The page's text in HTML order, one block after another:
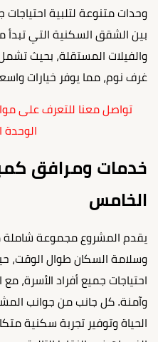
وحدات متنوعة لتلبية احتياجات
بين الشقق السكنية التي
والفيلات المستقلة، بحيث
غرف نوم، مما يوفر خيارات
تواصل معنا للتعرف على
الوحدة
خدمات ومرافق
الخامس
يقدم المشروع مجموعة شاملة
وسلامة السكان طوال الوقت،
احتياجات جميع أفراد الأسرة،
وآمنة. كل جانب من جوانب
الحياة وتوفير تجربة سكنية